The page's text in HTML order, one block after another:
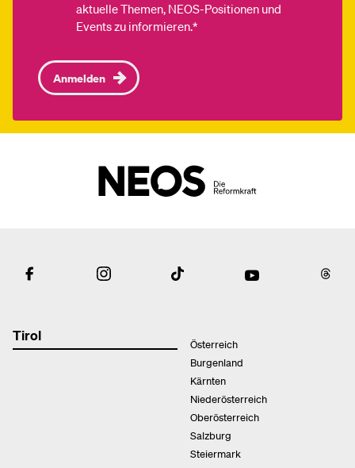
aktuelle Themen, NEOS-Positionen und
Events zu informieren.*
Anmelden
Tirol
Österreich
Burgenland
Kärnten
Niederösterreich
Oberösterreich
Salzburg
Steiermark